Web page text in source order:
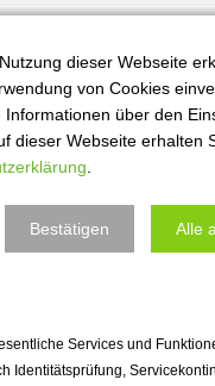
2023
dieser Webseite
von Cookies
Informationen über den
dieser Webseite erhalten
Bestätigen Alle
Services und
Identitätsprüfung,